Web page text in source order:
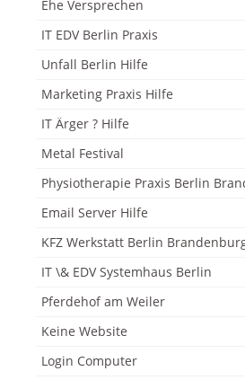
Ehe Versprechen
IT EDV Berlin Praxis
Unfall Berlin Hilfe
Marketing Praxis Hilfe
IT Ärger ? Hilfe
Metal Festival
Physiotherapie Praxis Berlin
Email Server Hilfe
KFZ Werkstatt Berlin
IT \& EDV Systemhaus Berlin
Pferdehof am Weiler
Keine Website
Login Computer